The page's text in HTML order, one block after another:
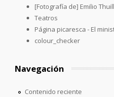
[Fotografía de] Emilio
Teatros
Página picaresca - El
colour_checker
Navegación
Contenido reciente